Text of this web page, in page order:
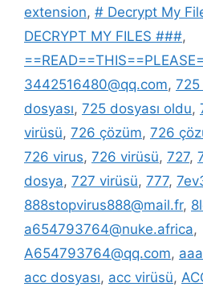
extension, # Decrypt My
DECRYPT MY FILES ###,
3442516480@qq.com, 725
dosyası, 725 dosyası oldu,
virüsü, 726 çözüm, 726
726 virus, 726 virüsü, 727,
dosya, 727 virüsü, 777,
888stopvirus888@mail.fr,
a654793764@nuke.africa,
A654793764@qq.com,
acc dosyası, acc virüsü,